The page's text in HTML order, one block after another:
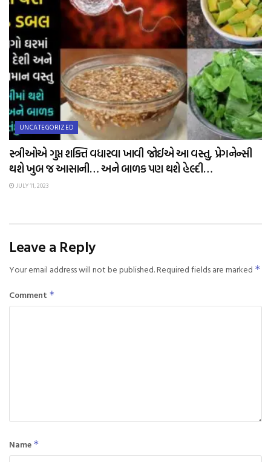
UNCATEGORIZED
સ્ત્રીઓએ ગુપ્ત શક્તિ વધારવા ખાવી જોઈએ આ વસ્તુ, પ્રેગનેન્સી
થશે ખુબ જ આસાની… અને બાળક પણ થશે હેલ્દી…
JULY 11, 2023
Leave a Reply
Your email address will not be published.Required fields are marked *
Comment *
Name *